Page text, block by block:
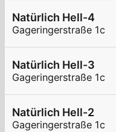
Natürlich Hell-4
Gageringerstraße 1c
Natürlich Hell-3
Gageringerstraße 1c
Natürlich Hell-2
Gageringerstraße 1c